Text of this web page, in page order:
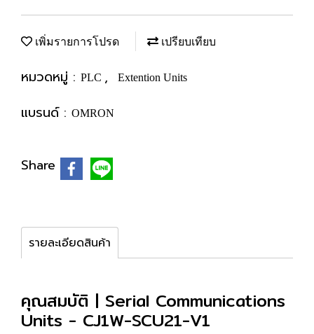
เพิ่มรายการโปรด เปรียบเทียบ
หมวดหมู่ : PLC , Extention Units
แบรนด์ : OMRON
Share
รายละเอียดสินค้า
คุณสมบัติ | Serial Communications
Units - CJ1W-SCU21-V1